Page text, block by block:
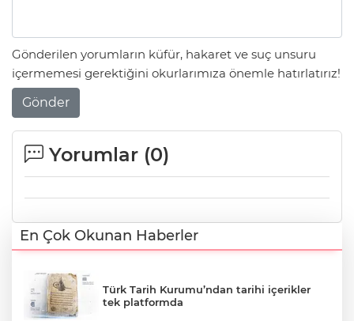
Gönderilen yorumların küfür, hakaret ve suç unsuru
içermemesi gerektiğini okurlarımıza önemle hatırlatırız!
Gönder
Yorumlar (0)
En Çok Okunan Haberler
Türk Tarih Kurumu’ndan tarihi içerikler
tek platformda